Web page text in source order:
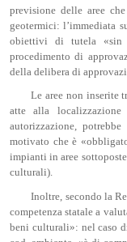
previsione delle aree
geotermici: l’immediata
obiettivi di tutela «sin
procedimento di
della delibera di
Le aree non inserite
atte alla
autorizzazione,
motivato che è
impianti in aree
culturali).
Inoltre, secondo la
competenza statale a
beni culturali»: nel caso